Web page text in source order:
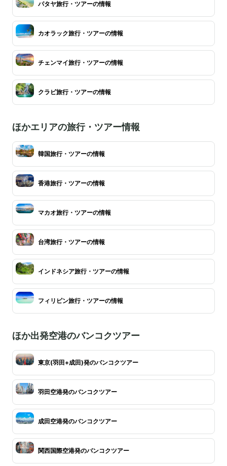
パタヤ旅行・ツアーの情報
カオラック旅行・ツアーの情報
チェンマイ旅行・ツアーの情報
クラビ旅行・ツアーの情報
ほかエリアの旅行・ツアー情報
韓国旅行・ツアーの情報
香港旅行・ツアーの情報
マカオ旅行・ツアーの情報
台湾旅行・ツアーの情報
インドネシア旅行・ツアーの情報
フィリピン旅行・ツアーの情報
ほか出発空港のバンコクツアー
東京(羽田+成田)発のバンコクツアー
羽田空港発のバンコクツアー
成田空港発のバンコクツアー
関西国際空港発のバンコクツアー